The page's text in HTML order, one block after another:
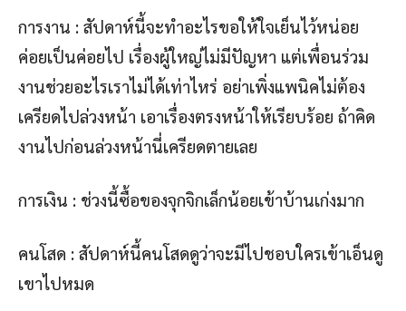
การงาน : สัปดาห์นี้จะทำอะไรขอให้ใจเย็นไว้หน่อย
ค่อยเป็นค่อยไป เรื่องผู้ใหญ่ไม่มีปัญหา แต่เพื่อนร่วม
งานช่วยอะไรเราไม่ได้เท่าไหร่ อย่าเพิ่งแพนิคไม่ต้อง
เครียดไปล่วงหน้า เอาเรื่องตรงหน้าให้เรียบร้อย ถ้าคิด
งานไปก่อนล่วงหน้านี่เครียดตายเลย
การเงิน : ช่วงนี้ซื้อของจุกจิกเล็กน้อยเข้าบ้านเก่งมาก
คนโสด : สัปดาห์นี้คนโสดดูว่าจะมีไปชอบใครเข้าเอ็นดู
เขาไปหมด